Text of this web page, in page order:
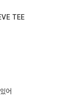
TEE
어